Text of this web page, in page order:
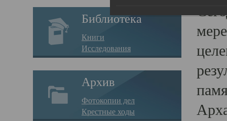
Библиотека
Книги
Исследования
Архив
Фотокопии дел
Крестные ходы